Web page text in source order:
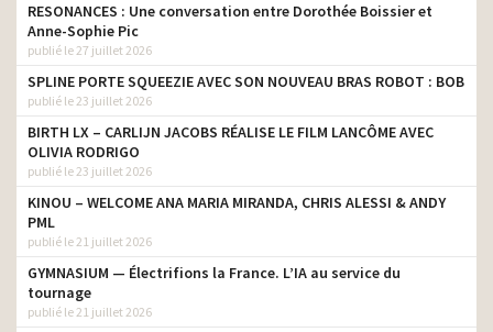
RESONANCES : Une conversation entre Dorothée Boissier et
Anne-Sophie Pic
publié le 27 juillet 2026
SPLINE PORTE SQUEEZIE AVEC SON NOUVEAU BRAS ROBOT : BOB
publié le 23 juillet 2026
BIRTH LX – CARLIJN JACOBS RÉALISE LE FILM LANCÔME AVEC
OLIVIA RODRIGO
publié le 23 juillet 2026
KINOU – WELCOME ANA MARIA MIRANDA, CHRIS ALESSI & ANDY
PML
publié le 21 juillet 2026
GYMNASIUM — Électrifions la France. L’IA au service du
tournage
publié le 21 juillet 2026